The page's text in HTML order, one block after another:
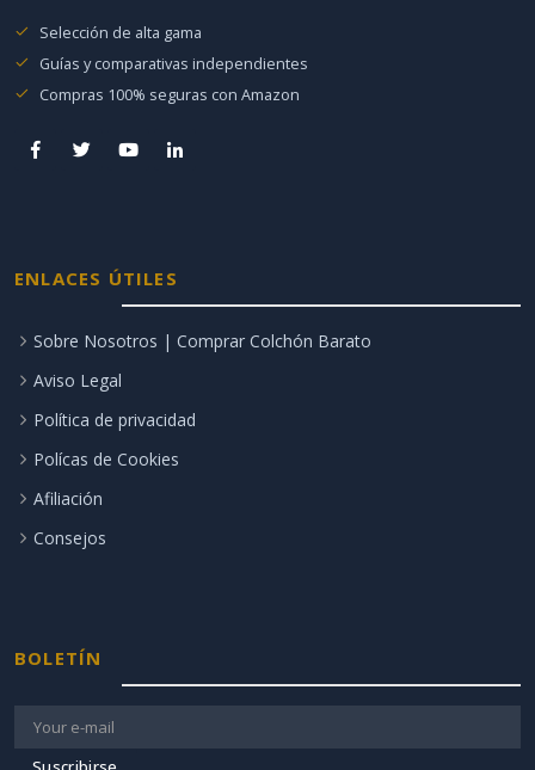
Selección de alta gama
Guías y comparativas independientes
Compras 100% seguras con Amazon
ENLACES ÚTILES
Sobre Nosotros | Comprar Colchón Barato
Aviso Legal
Política de privacidad
Polícas de Cookies
Afiliación
Consejos
BOLETÍN